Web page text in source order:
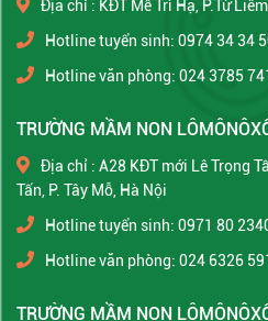
Địa chỉ : KĐT Mễ Trì Hạ, P.Từ
Hotline tuyển sinh: 0974 34 34
Hotline văn phòng: 024 3785
TRƯỜNG MẦM NON
Địa chỉ : A28 KĐT mới Lê Trọng
Tấn, P. Tây Mỗ, Hà Nội
Hotline tuyển sinh: 0971 80
Hotline văn phòng: 024 6326
TRƯỜNG MẦM NON